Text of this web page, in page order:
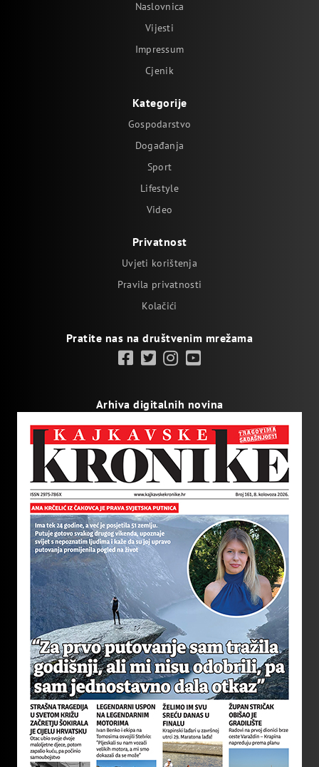
Naslovnica
Vijesti
Impressum
Cjenik
Kategorije
Gospodarstvo
Događanja
Sport
Lifestyle
Video
Privatnost
Uvjeti korištenja
Pravila privatnosti
Kolačići
Pratite nas na društvenim mrežama
Arhiva digitalnih novina